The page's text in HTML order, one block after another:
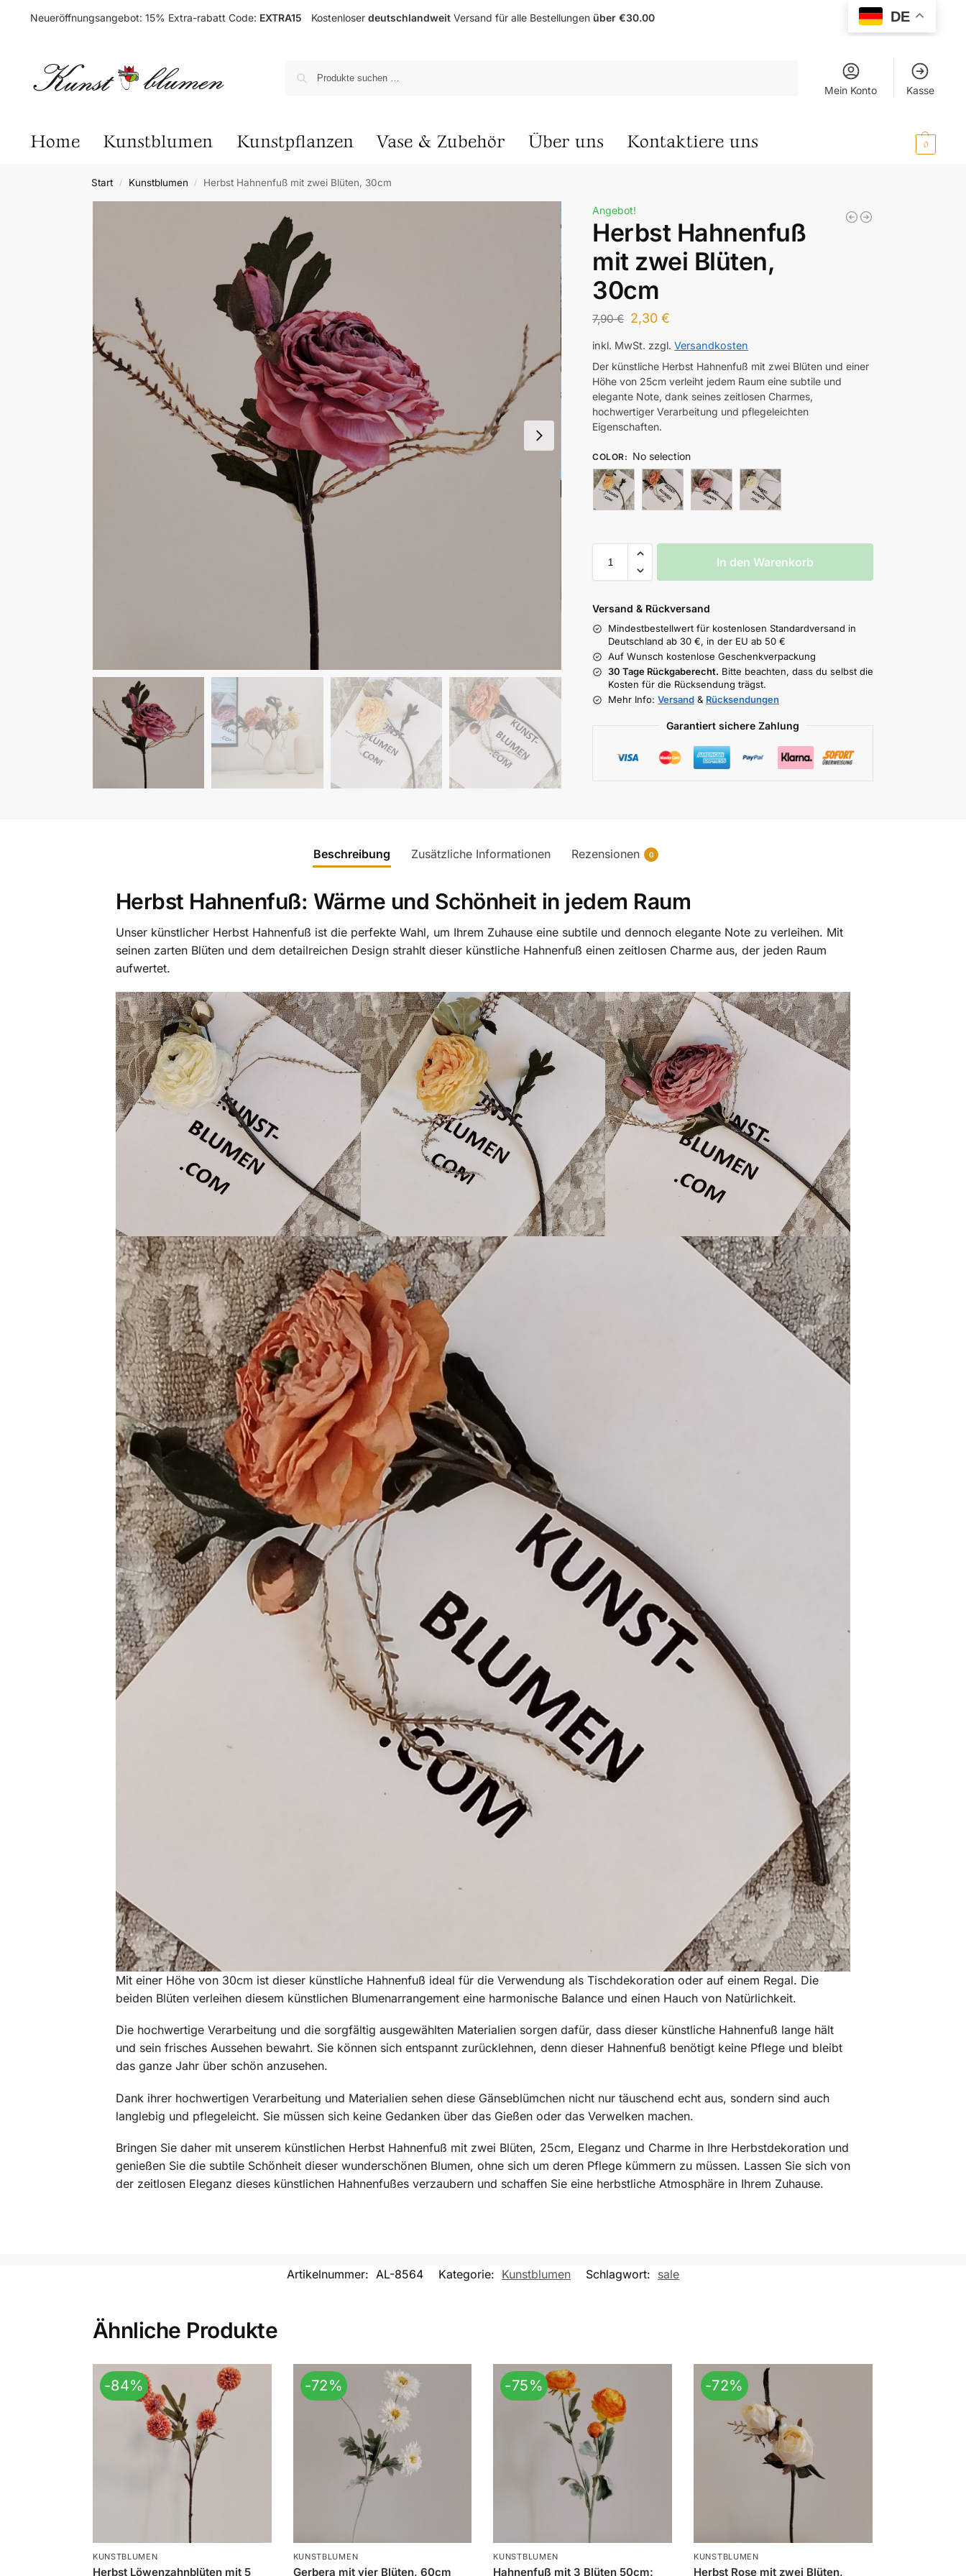
Neueröffnungsangebot: 15% Extra-rabatt Code: EXTRA15 Kostenloser deutschlandweit Versand für alle Bestellungen über €30.00 DE
Mein Konto Kasse
Home Kunstblumen Kunstpflanzen Vase & Zubehör Über uns Kontaktiere uns 0
Start / Kunstblumen / Herbst Hahnenfuß mit zwei Blüten, 30cm
Angebot!
Herbst Hahnenfuß
mit zwei Blüten,
30cm
7,90€ 2,30€
inkl. MwSt. zzgl.Versandkosten
Der künstliche Herbst Hahnenfuß mit zwei Blüten und einer
Höhe von 25cm verleiht jedem Raum eine subtile und
elegante Note, dank seines zeitlosen Charmes,
hochwertiger Verarbeitung und pflegeleichten
Eigenschaften.
COLOR: No selection
In den Warenkorb
Versand & Rückversand
Mindestbestellwert für kostenlosen Standardversand in
Deutschland ab 30 €, in der EU ab 50 €
Auf Wunsch kostenlose Geschenkverpackung
30 Tage Rückgaberecht. Bitte beachten, dass du selbst die
Kosten für die Rücksendung trägst.
Mehr Info:Versand & Rücksendungen
Garantiert sichere Zahlung
Beschreibung Zusätzliche Informationen Rezensionen 0
Herbst Hahnenfuß: Wärme und Schönheit in jedem Raum
Unser künstlicher Herbst Hahnenfuß ist die perfekte Wahl, um Ihrem Zuhause eine subtile und dennoch elegante Note zu verleihen. Mit
seinen zarten Blüten und dem detailreichen Design strahlt dieser künstliche Hahnenfuß einen zeitlosen Charme aus, der jeden Raum
aufwertet.
Mit einer Höhe von 30cm ist dieser künstliche Hahnenfuß ideal für die Verwendung als Tischdekoration oder auf einem Regal. Die
beiden Blüten verleihen diesem künstlichen Blumenarrangement eine harmonische Balance und einen Hauch von Natürlichkeit.
Die hochwertige Verarbeitung und die sorgfältig ausgewählten Materialien sorgen dafür, dass dieser künstliche Hahnenfuß lange hält
und sein frisches Aussehen bewahrt. Sie können sich entspannt zurücklehnen, denn dieser Hahnenfuß benötigt keine Pflege und bleibt
das ganze Jahr über schön anzusehen.
Dank ihrer hochwertigen Verarbeitung und Materialien sehen diese Gänseblümchen nicht nur täuschend echt aus, sondern sind auch
langlebig und pflegeleicht. Sie müssen sich keine Gedanken über das Gießen oder das Verwelken machen.
Bringen Sie daher mit unserem künstlichen Herbst Hahnenfuß mit zwei Blüten, 25cm, Eleganz und Charme in Ihre Herbstdekoration und
genießen Sie die subtile Schönheit dieser wunderschönen Blumen, ohne sich um deren Pflege kümmern zu müssen. Lassen Sie sich von
der zeitlosen Eleganz dieses künstlichen Hahnenfußes verzaubern und schaffen Sie eine herbstliche Atmosphäre in Ihrem Zuhause.
Artikelnummer: AL-8564 Kategorie: Kunstblumen Schlagwort: sale
Ähnliche Produkte
-84%
KUNSTBLUMEN
Herbst Löwenzahnblüten mit 5
-72%
KUNSTBLUMEN
Gerbera mit vier Blüten, 60cm
-75%
KUNSTBLUMEN
Hahnenfuß mit 3 Blüten 50cm:
-72%
KUNSTBLUMEN
Herbst Rose mit zwei Blüten,